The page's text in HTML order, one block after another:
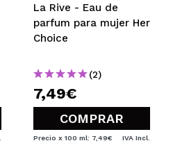
La Rive - Eau de
parfum para mujer Her
Choice
(2)
7,49€
COMPRAR
Precio x 100 ml: 7,49€ IVA Incl.